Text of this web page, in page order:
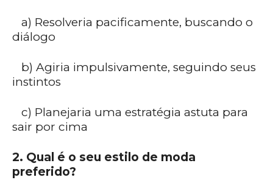
a) Resolveria pacificamente, buscando o
diálogo
b) Agiria impulsivamente, seguindo seus
instintos
c) Planejaria uma estratégia astuta para
sair por cima
2. Qual é o seu estilo de moda
preferido?